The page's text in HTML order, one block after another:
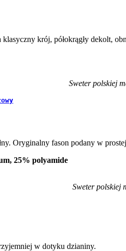
krój, półokrągły dekolt,
Sweter polskiej
Oryginalny fason podany w
25% polyamide
Sweter polskiej
w dotyku dzianiny.